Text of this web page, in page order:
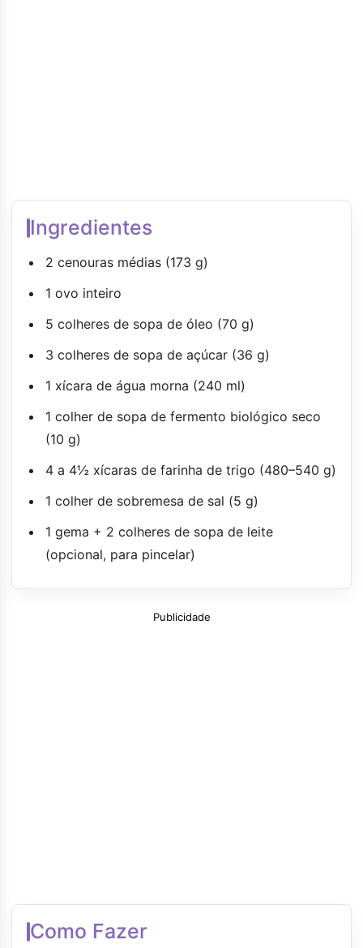
Ingredientes
2 cenouras médias (173 g)
1 ovo inteiro
5 colheres de sopa de óleo (70 g)
3 colheres de sopa de açúcar (36 g)
1 xícara de água morna (240 ml)
1 colher de sopa de fermento biológico seco
(10 g)
4 a 4½ xícaras de farinha de trigo (480–540 g)
1 colher de sobremesa de sal (5 g)
1 gema + 2 colheres de sopa de leite
(opcional, para pincelar)
Publicidade
Como Fazer